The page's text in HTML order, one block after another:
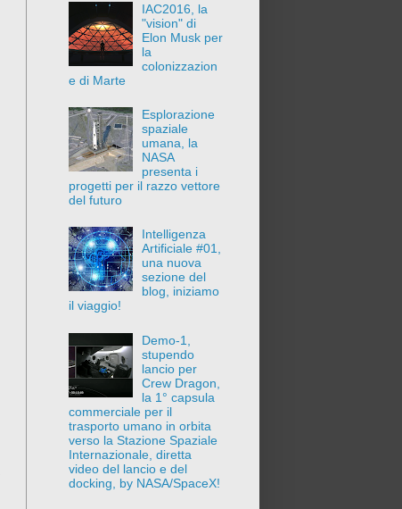
IAC2016, la
"vision" di
Elon Musk per
la
colonizzazion
e di Marte
Esplorazione
spaziale
umana, la
NASA
presenta i
progetti per il razzo vettore
del futuro
Intelligenza
Artificiale #01,
una nuova
sezione del
blog, iniziamo
il viaggio!
Demo-1,
stupendo
lancio per
Crew Dragon,
la 1° capsula
commerciale per il
trasporto umano in orbita
verso la Stazione Spaziale
Internazionale, diretta
video del lancio e del
docking, by NASA/SpaceX!